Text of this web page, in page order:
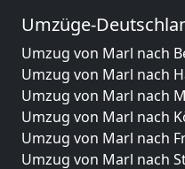
Umzüge-
Umzug von Marl nach
Umzug von Marl nach
Umzug von Marl nach
Umzug von Marl nach
Umzug von Marl nach
Umzug von Marl nach